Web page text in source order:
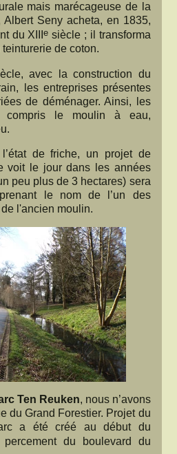
mais marécageuse de la
Seny acheta, en 1835,
du XIIIe siècle ; il transforma
de coton.
avec la construction du
les entreprises présentes
de déménager. Ainsi, les
compris le moulin à eau,
de friche, un projet de
voit le jour dans les années
peu plus de 3 hectares) sera
le nom de l’un des
l'ancien moulin.
Ten Reuken, nous n’avons
du Grand Forestier. Projet du
a été créé au début du
du boulevard du